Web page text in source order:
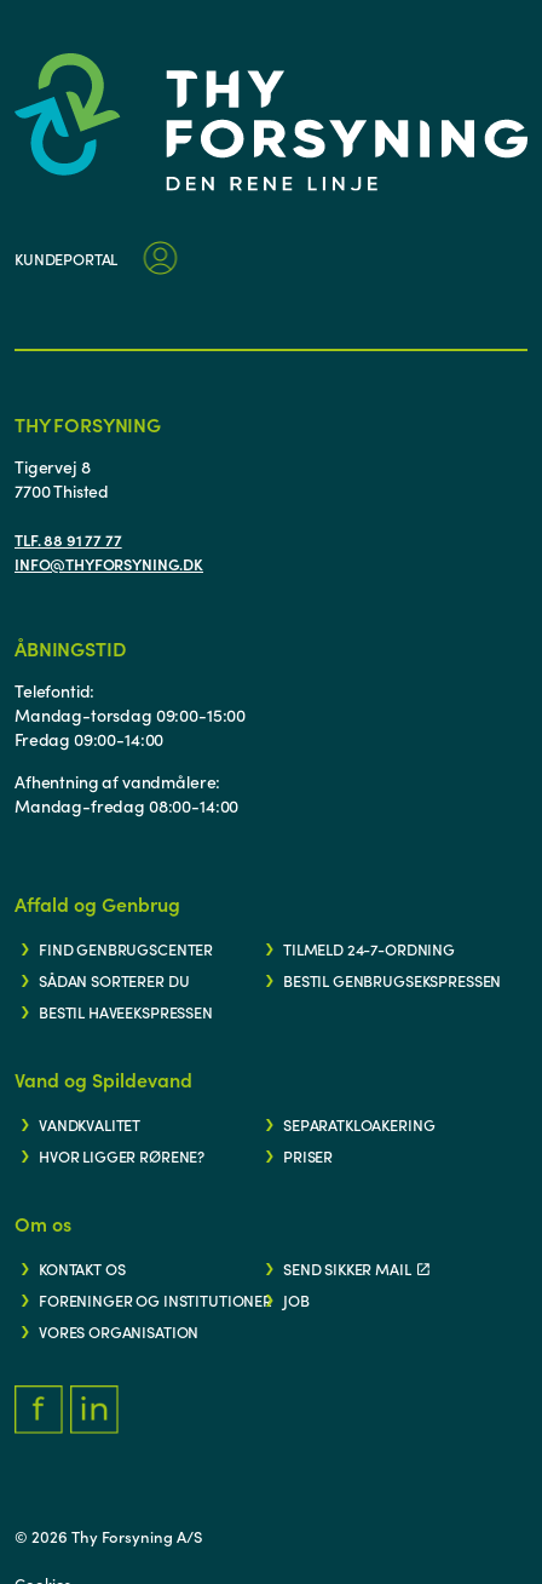
KUNDEPORTAL
THY FORSYNING
Tigervej 8
7700 Thisted
TLF. 88 91 77 77
INFO@THYFORSYNING.DK
ÅBNINGSTID
Telefontid:
Mandag-torsdag 09:00-15:00
Fredag 09:00-14:00
Afhentning af vandmålere:
Mandag-fredag 08:00-14:00
Affald og Genbrug
FIND GENBRUGSCENTER
TILMELD 24-7-ORDNING
SÅDAN SORTERER DU
BESTIL GENBRUGSEKSPRESSEN
BESTIL HAVEEKSPRESSEN
Vand og Spildevand
VANDKVALITET
SEPARATKLOAKERING
HVOR LIGGER RØRENE?
PRISER
Om os
KONTAKT OS
SEND SIKKER MAIL
FORENINGER OG INSTITUTIONER JOB
VORES ORGANISATION
© 2026 Thy Forsyning A/S